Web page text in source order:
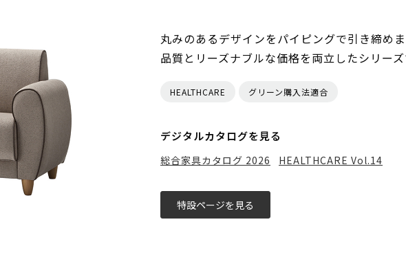
丸みのあるデザインをパイピングで引き締めま
品質とリーズナブルな価格を両立したシリーズ
HEALTHCARE グリーン購入法適合
デジタルカタログを見る
総合家具カタログ 2026 HEALTHCARE Vol.14
特設ページを見る